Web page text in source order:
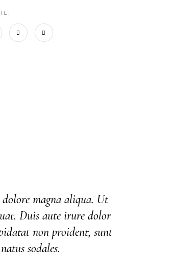
magna aliqua. Ut
Duis aute irure dolor
non proident, sunt
sodales.